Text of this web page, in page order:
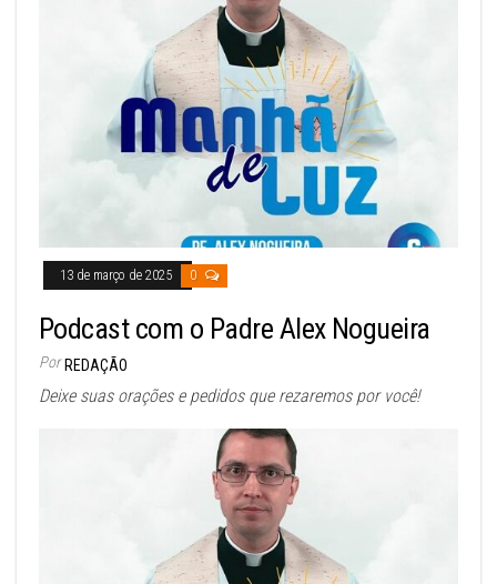
13 de março de 2025 0
Podcast com o Padre Alex Nogueira
Por REDAÇÃO
Deixe suas orações e pedidos que rezaremos por você!